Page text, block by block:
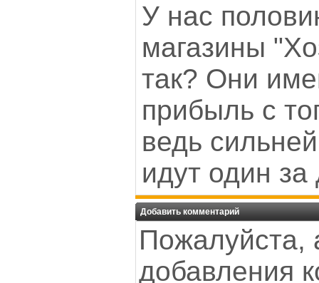
У нас
магазины
так? Они
прибыль с
ведь
идут один за
Добавить комментарий
Пожалуйста,
добавления